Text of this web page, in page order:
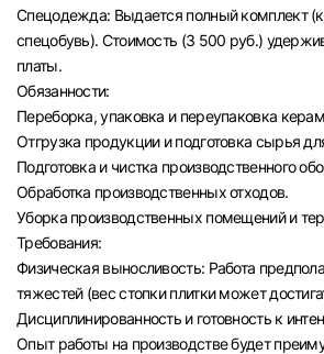
Ульяновск
Курган
Уфа
Спецодежда: Выдается полный комплект
спецобувь). Стоимость (3 500 руб.)
платы.
Обязанности:
Переборка, упаковка и переупаковка
Отгрузка продукции и подготовка сырья
Подготовка и чистка производственного
Обработка производственных отходов.
Уборка производственных помещений и
Требования:
Физическая выносливость: Работа
тяжестей (вес стопки плитки может
Дисциплинированность и готовность к
Опыт работы на производстве будет